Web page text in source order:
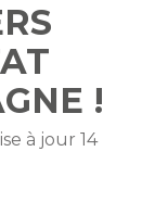
!
à jour 14